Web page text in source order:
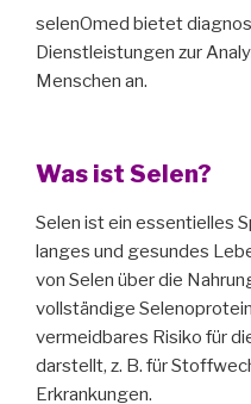
selenOmed bietet
Dienstleistungen zur
Menschen an.
Was ist Selen?
Selen ist ein essentielles
langes und gesundes
von Selen über die
vollständige
vermeidbares Risiko für
darstellt, z. B. für
Erkrankungen.